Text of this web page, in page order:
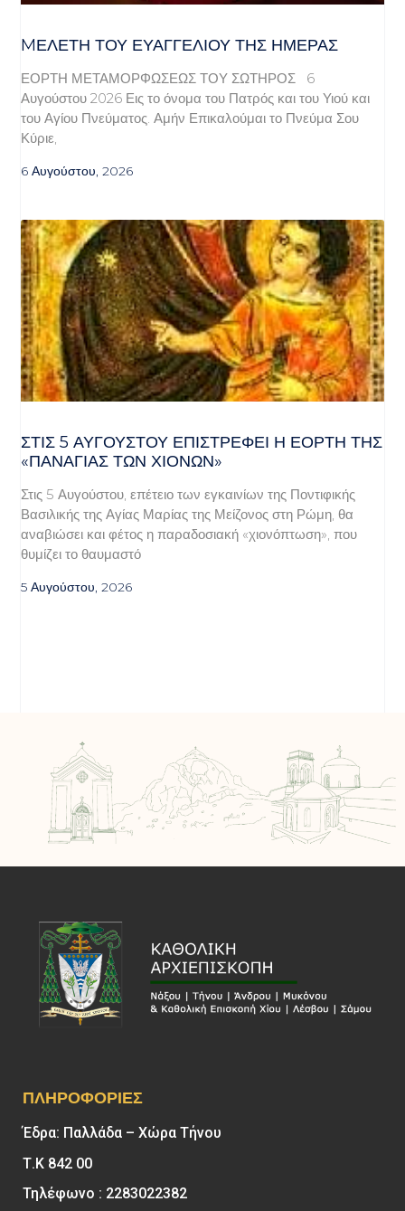
MΕΛΈΤΗ ΤΟΥ ΕΥΑΓΓΕΛΊΟΥ ΤΗΣ ΗΜΈΡΑΣ
ΕΟΡΤΗ ΜΕΤΑΜΟΡΦΩΣΕΩΣ ΤΟΥ ΣΩΤΗΡΟΣ 6
Αυγούστου 2026 Εις το όνομα του Πατρός και του Υιού και
του Αγίου Πνεύματος. Αμήν Επικαλούμαι το Πνεύμα Σου
Κύριε,
6 Αυγούστου, 2026
ΣΤΙΣ 5 ΑΥΓΟΎΣΤΟΥ ΕΠΙΣΤΡΈΦΕΙ Η ΕΟΡΤΉ ΤΗΣ
«ΠΑΝΑΓΊΑΣ ΤΩΝ ΧΙΌΝΩΝ»
Στις 5 Αυγούστου, επέτειο των εγκαινίων της Ποντιφικής
Βασιλικής της Αγίας Μαρίας της Μείζονος στη Ρώμη, θα
αναβιώσει και φέτος η παραδοσιακή «χιονόπτωση», που
θυμίζει το θαυμαστό
5 Αυγούστου, 2026
ΠΛΗΡΟΦΟΡΊΕΣ
Έδρα: Παλλάδα – Χώρα Τήνου
Τ.Κ 842 00
Τηλέφωνο : 2283022382